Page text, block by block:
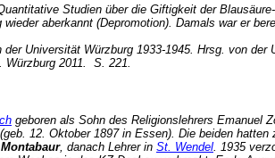
Studien über die Giftigkeit der
aberkannt (Depromotion). Damals war er
Universität Würzburg 1933-1945. Hrsg. von
Würzburg 2011. S. 221.
geboren als Sohn des Religionslehrers Emanuel
12. Oktober 1897 in Essen). Die beiden
Montabaur, danach Lehrer in St. Wendel. 1935